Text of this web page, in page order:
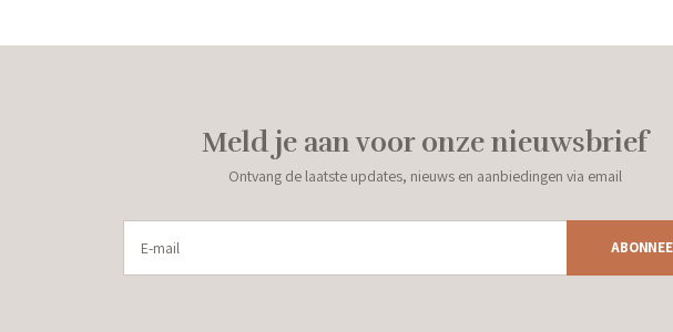
Meld je aan voor onze nieuwsbrief
Ontvang de laatste updates, nieuws en aanbiedingen via email